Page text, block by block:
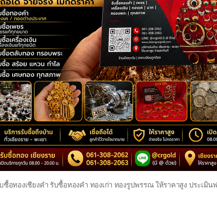
ซื้อทองเชียงคำ รับซื้อทองคำ ทองเก่า ทองรูปพรรณ ให้ราคาสูง ประเมิน